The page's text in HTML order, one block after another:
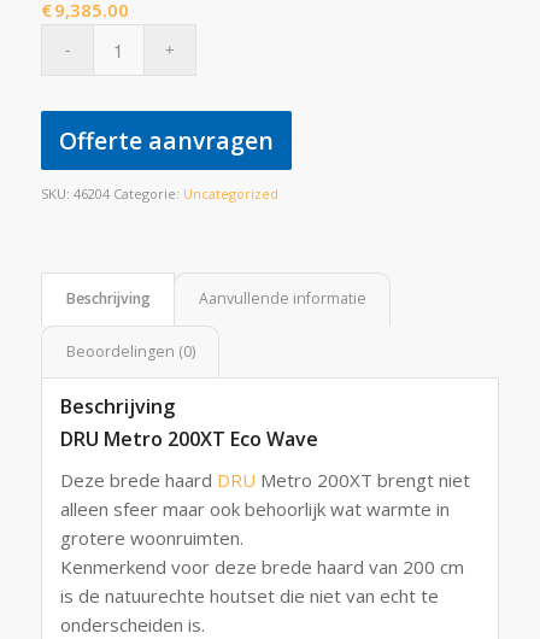
€9,385.00
Offerte aanvragen
SKU: 46204 Categorie: Uncategorized
Beschrijving Aanvullende informatie
Beoordelingen (0)
Beschrijving
DRU Metro 200XT Eco Wave
Deze brede haard DRU Metro 200XT brengt niet
alleen sfeer maar ook behoorlijk wat warmte in
grotere woonruimten.
Kenmerkend voor deze brede haard van 200 cm
is de natuurechte houtset die niet van echt te
onderscheiden is.